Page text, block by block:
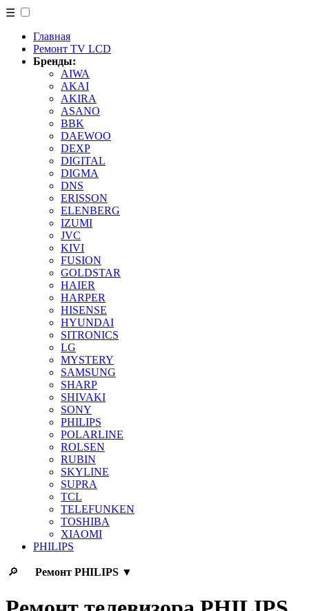
☰
Главная
Ремонт TV LCD
Бренды:
AIWA
AKAI
AKIRA
ASANO
BBK
DAEWOO
DEXP
DIGITAL
DIGMA
DNS
ERISSON
ELENBERG
IZUMI
JVC
KIVI
FUSION
GOLDSTAR
HAIER
HARPER
HISENSE
HYUNDAI
SITRONICS
LG
MYSTERY
SAMSUNG
SHARP
SHIVAKI
SONY
PHILIPS
POLARLINE
ROLSEN
RUBIN
SKYLINE
SUPRA
TCL
TELEFUNKEN
TOSHIBA
XIAOMI
PHILIPS
🔎 Ремонт PHILIPS ▼